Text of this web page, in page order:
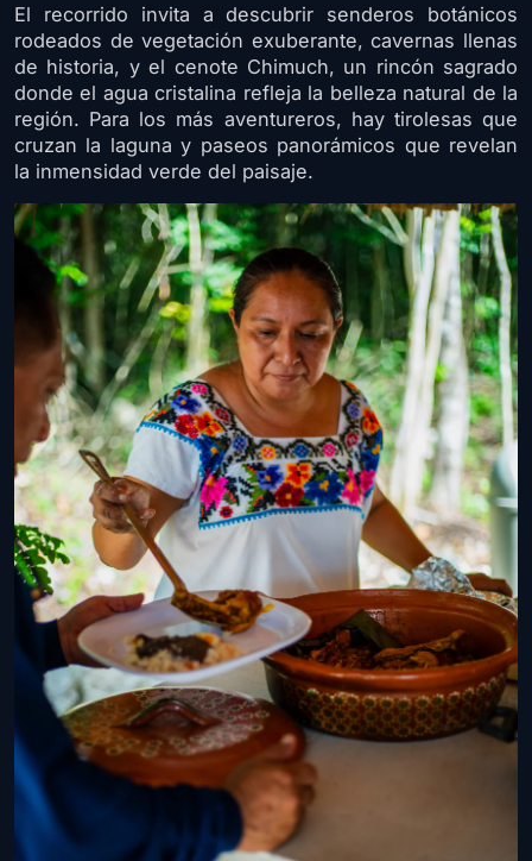
El recorrido invita a descubrir senderos botánicos
rodeados de vegetación exuberante, cavernas llenas
de historia, y el cenote Chimuch, un rincón sagrado
donde el agua cristalina refleja la belleza natural de la
región. Para los más aventureros, hay tirolesas que
cruzan la laguna y paseos panorámicos que revelan
la inmensidad verde del paisaje.